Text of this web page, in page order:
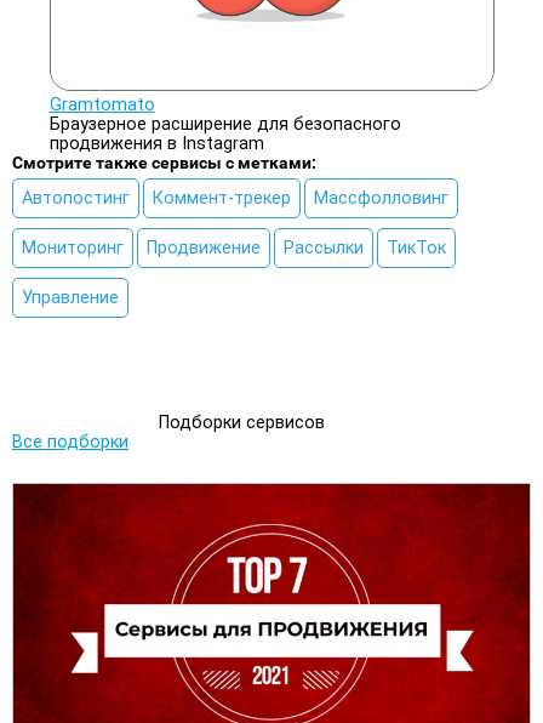
Gramtomato
Браузерное расширение для безопасного
продвижения в Instagram
Смотрите также сервисы с метками:
Автопостинг
Коммент-трекер Массфолловинг
Мониторинг Продвижение Рассылки ТикТок
Управление
Подборки сервисов
Все подборки